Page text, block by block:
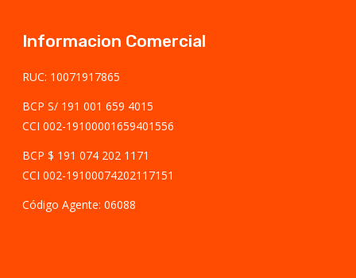
Informacion Comercial
RUC: 10071917865
BCP S/ 191 001 659 4015
CCI 002-19100001659401556
BCP $ 191 074 202 1171
CCI 002-19100074202117151
Código Agente: 06088